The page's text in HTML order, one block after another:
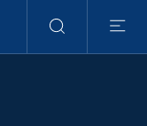
RechercheMenu